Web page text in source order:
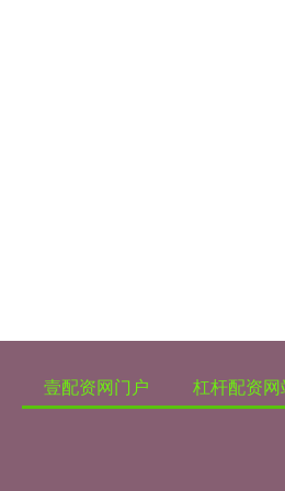
壹配资网门户 杠杆配资网